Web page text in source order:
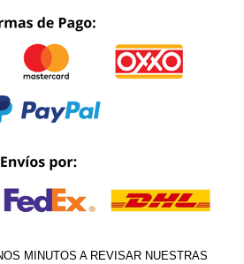
MINUTOS A REVISAR NUESTRAS